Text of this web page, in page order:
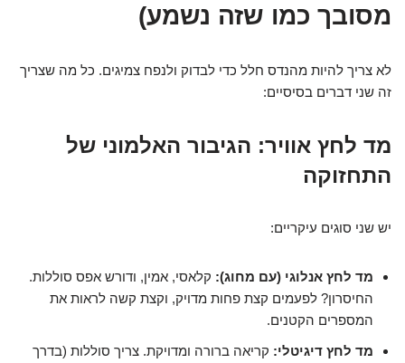
מסובך כמו שזה נשמע)
לא צריך להיות מהנדס חלל כדי לבדוק ולנפח צמיגים. כל מה שצריך
זה שני דברים בסיסיים:
מד לחץ אוויר: הגיבור האלמוני של
התחזוקה
יש שני סוגים עיקריים:
מד לחץ אנלוגי (עם מחוג): קלאסי, אמין, ודורש אפס סוללות.
החיסרון? לפעמים קצת פחות מדויק, וקצת קשה לראות את
המספרים הקטנים.
מד לחץ דיגיטלי: קריאה ברורה ומדויקת. צריך סוללות (בדרך